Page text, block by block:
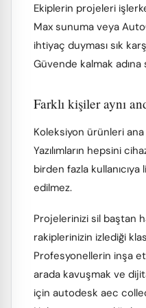
Ekiplerin projeleri
Max sunuma veya
ihtiyaç duyması sık
Güvende kalmak
Farklı kişiler aynı
Koleksiyon ürünleri ana
Yazılımların hepsini
birden fazla
edilmez.
Projelerinizi sil baştan
rakiplerinizin izlediği
Profesyonellerin inşa
arada kavuşmak ve
için autodesk aec